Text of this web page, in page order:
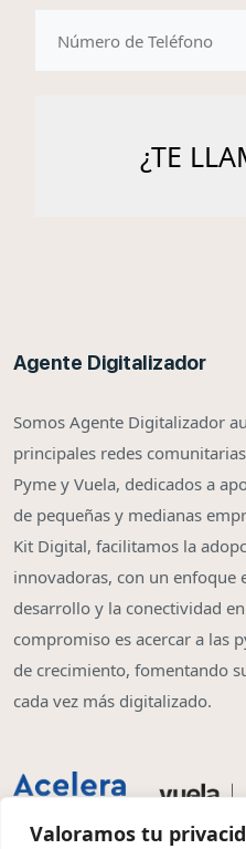
Valoramos tu
Agente Digitalizador
Somos Agente Digitalizador
principales redes
Pyme y Vuela, dedicados a
de pequeñas y medianas
Kit Digital, facilitamos la
innovadoras, con un enfoque
desarrollo y la conectividad
compromiso es acercar a las
de crecimiento, fomentando
cada vez más digitalizado.